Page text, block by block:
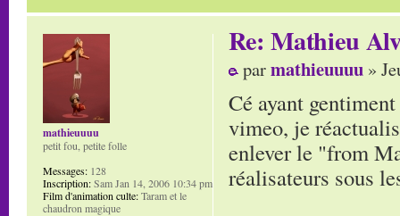
Re: Mathieu
parmathieuuuu »
Cé ayant
vimeo, je
enlever le "from
réalisateurs sous
mathieuuuu
petit fou, petite folle
Messages: 128
Inscription:Sam Jan 14, 2006 10:34 pm
Film d'animation culte:Taram et le
chaudron magique